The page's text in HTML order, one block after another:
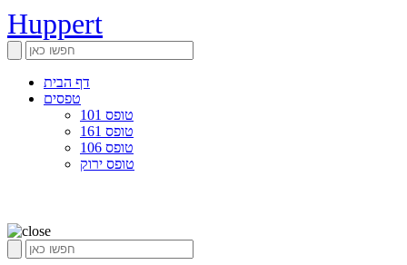
Huppert
דף הבית
טפסים
טופס 101
טופס 161
טופס 106
טופס ירוק